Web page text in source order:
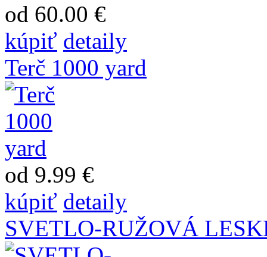
od 60.00 €
kúpiť detaily
Terč 1000 yard
od 9.99 €
kúpiť detaily
SVETLO-RUŽOVÁ